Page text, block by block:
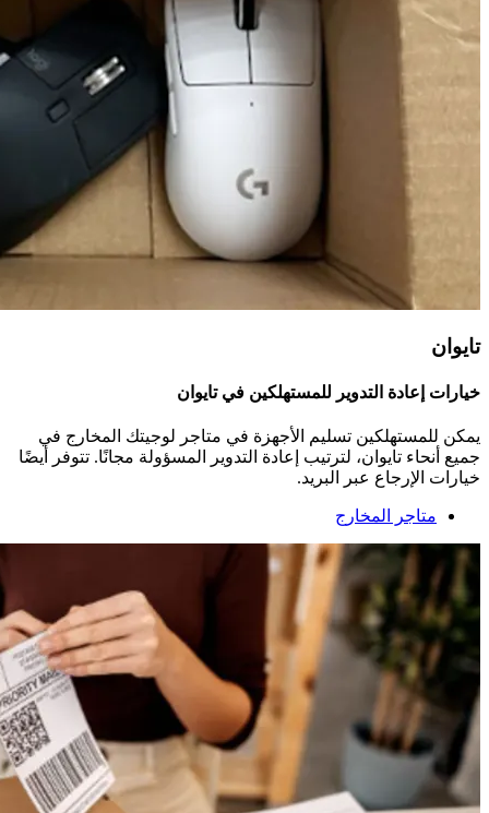
تايوان
خيارات إعادة التدوير للمستهلكين في تايوان
يمكن للمستهلكين تسليم الأجهزة في متاجر لوجيتك المخارج في
جميع أنحاء تايوان، لترتيب إعادة التدوير المسؤولة مجانًا. تتوفر أيضًا
خيارات الإرجاع عبر البريد.
متاجر المخارج